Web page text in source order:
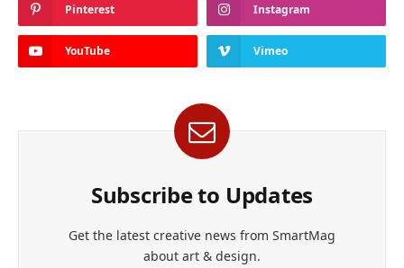
Pinterest Instagram
YouTube Vimeo
Subscribe to Updates
Get the latest creative news from SmartMag
about art & design.